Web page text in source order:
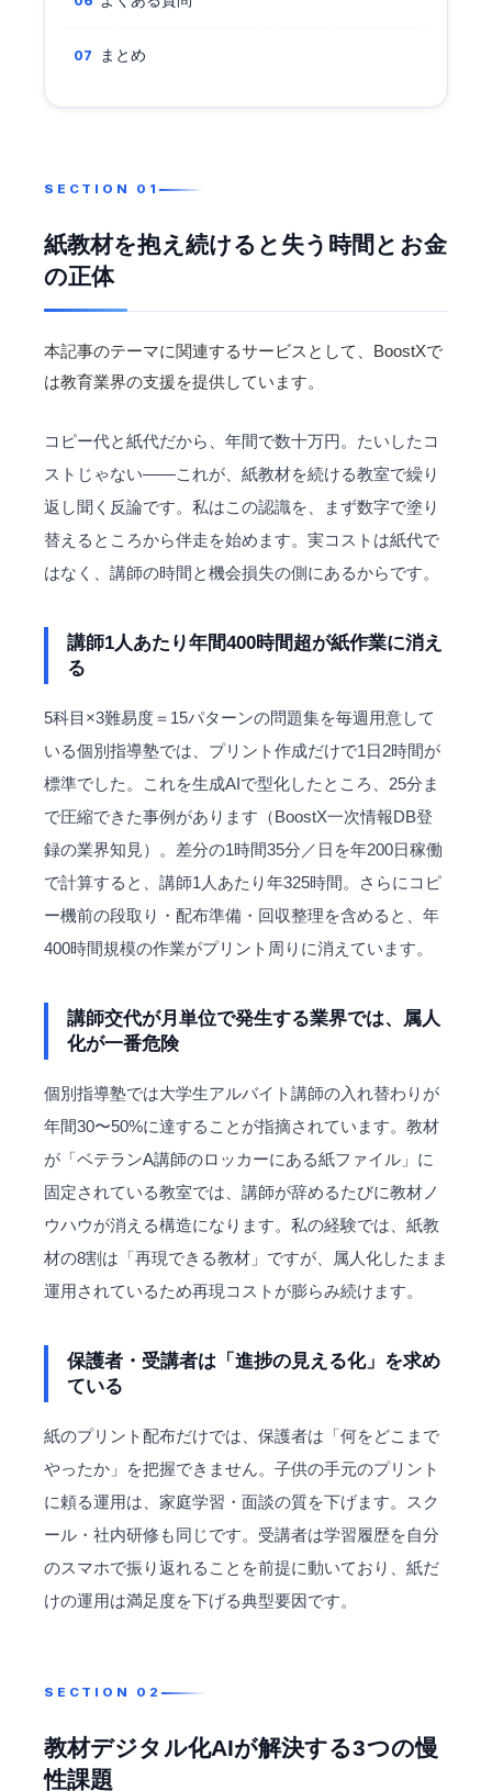
まとめ
紙教材を抱え続けると失う時間とお金
の正体
本記事のテーマに関連するサービスとして、BoostXで
は教育業界の支援を提供しています。
コピー代と紙代だから、年間で数十万円。たいしたコ
ストじゃない――これが、紙教材を続ける教室で繰り
返し聞く反論です。私はこの認識を、まず数字で塗り
替えるところから伴走を始めます。実コストは紙代で
はなく、講師の時間と機会損失の側にあるからです。
講師1人あたり年間400時間超が紙作業に消え
る
5科目×3難易度＝15パターンの問題集を毎週用意して
いる個別指導塾では、プリント作成だけで1日2時間が
標準でした。これを生成AIで型化したところ、25分ま
で圧縮できた事例があります（BoostX一次情報DB登
録の業界知見）。差分の1時間35分／日を年200日稼働
で計算すると、講師1人あたり年325時間。さらにコピ
ー機前の段取り・配布準備・回収整理を含めると、年
400時間規模の作業がプリント周りに消えています。
講師交代が月単位で発生する業界では、属人
化が一番危険
個別指導塾では大学生アルバイト講師の入れ替わりが
年間30〜50%に達することが指摘されています。教材
が「ベテランA講師のロッカーにある紙ファイル」に
固定されている教室では、講師が辞めるたびに教材ノ
ウハウが消える構造になります。私の経験では、紙教
材の8割は「再現できる教材」ですが、属人化したまま
運用されているため再現コストが膨らみ続けます。
保護者・受講者は「進捗の見える化」を求め
ている
紙のプリント配布だけでは、保護者は「何をどこまで
やったか」を把握できません。子供の手元のプリント
に頼る運用は、家庭学習・面談の質を下げます。スク
ール・社内研修も同じです。受講者は学習履歴を自分
のスマホで振り返れることを前提に動いており、紙だ
けの運用は満足度を下げる典型要因です。
教材デジタル化AIが解決する3つの慢
性課題